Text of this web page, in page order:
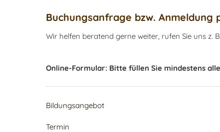
Buchungsanfrage bzw. Anmeldung
Wir helfen beratend gerne weiter, rufen Sie uns z.
Online-Formular: Bitte füllen Sie mindestens
Bildungsangebot
Termin